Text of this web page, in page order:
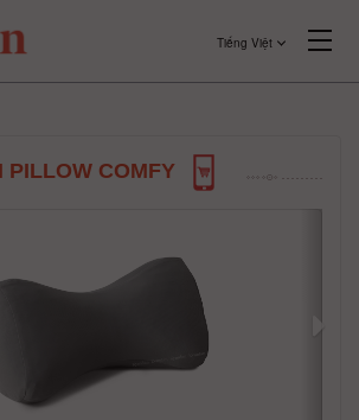
Tiếng Việt
PILLOW COMFY